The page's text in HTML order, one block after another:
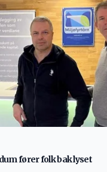
fører folk bak lyset